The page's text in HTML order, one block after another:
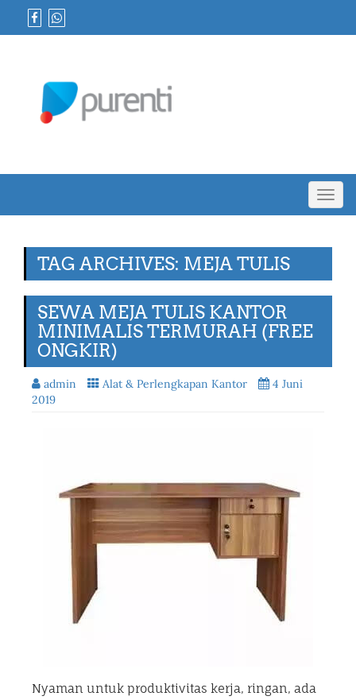
TAG ARCHIVES: MEJA TULIS
SEWA MEJA TULIS KANTOR
MINIMALIS TERMURAH (FREE
ONGKIR)
admin Alat & Perlengkapan Kantor
4 Juni
2019
Nyaman untuk produktivitas kerja, ringan, ada